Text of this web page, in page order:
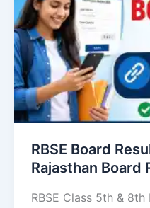
RBSE Board
Rajasthan Board
RBSE Class 5th &